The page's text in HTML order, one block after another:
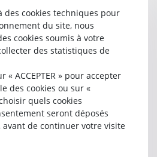
BRUNEAU
78
des cookies techniques pour
du site, nous
cookies soumis à votre
des statistiques de
« ACCEPTER » pour accepter
des cookies ou sur «
quels cookies
seront déposés
avant de continuer votre visite